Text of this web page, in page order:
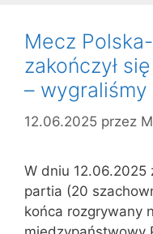
Mecz
zakończył
–
12.06.2025 przez
W dniu 12.06.2025
partia (20
końca rozgrywany